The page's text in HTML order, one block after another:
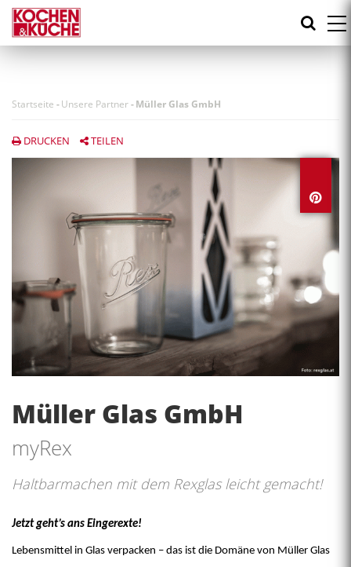
Direkt
zum
Inhalt
Startseite -Unsere Partner-Müller Glas GmbH
DRUCKEN TEILEN
Müller Glas GmbH
myRex
Haltbarmachen mit dem Rexglas leicht gemacht!
Jetzt geht’s ans Eingerexte!
Lebensmittel in Glas verpacken – das ist die Domäne von Müller Glas